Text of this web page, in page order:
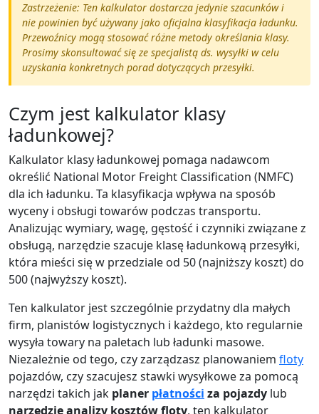
Zastrzeżenie: Ten kalkulator dostarcza jedynie szacunków i
nie powinien być używany jako oficjalna klasyfikacja ładunku.
Przewoźnicy mogą stosować różne metody określania klasy.
Prosimy skonsultować się ze specjalistą ds. wysyłki w celu
uzyskania konkretnych porad dotyczących przesyłki.
Czym jest kalkulator klasy
ładunkowej?
Kalkulator klasy ładunkowej pomaga nadawcom
określić National Motor Freight Classification (NMFC)
dla ich ładunku. Ta klasyfikacja wpływa na sposób
wyceny i obsługi towarów podczas transportu.
Analizując wymiary, wagę, gęstość i czynniki związane z
obsługą, narzędzie szacuje klasę ładunkową przesyłki,
która mieści się w przedziale od 50 (najniższy koszt) do
500 (najwyższy koszt).
Ten kalkulator jest szczególnie przydatny dla małych
firm, planistów logistycznych i każdego, kto regularnie
wysyła towary na paletach lub ładunki masowe.
Niezależnie od tego, czy zarządzasz planowaniem floty
pojazdów, czy szacujesz stawki wysyłkowe za pomocą
narzędzi takich jak planer płatności za pojazdy lub
narzędzie analizy kosztów floty, ten kalkulator